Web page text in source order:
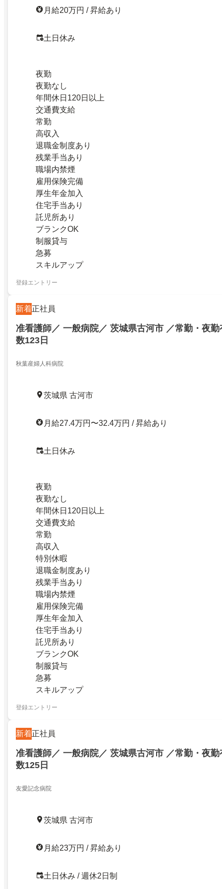
月給20万円 / 昇給あり
土日休み
夜勤
夜勤なし
年間休日120日以上
交通費支給
常勤
高収入
退職金制度あり
残業手当あり
職場内禁煙
雇用保険完備
厚生年金加入
住宅手当あり
託児所あり
ブランクOK
制服貸与
急募
スキルアップ
登録エントリー
新着正社員
准看護師／ 一般病院／ 茨城県古河市 ／常勤・夜
数123日
秋葉産婦人科病院
茨城県 古河市
月給27.4万円〜32.4万円 / 昇給あり
土日休み
夜勤
夜勤なし
年間休日120日以上
交通費支給
常勤
高収入
特別休暇
退職金制度あり
残業手当あり
職場内禁煙
雇用保険完備
厚生年金加入
住宅手当あり
託児所あり
ブランクOK
制服貸与
急募
スキルアップ
登録エントリー
新着正社員
准看護師／ 一般病院／ 茨城県古河市 ／常勤・夜
数125日
友愛記念病院
茨城県 古河市
月給23万円 / 昇給あり
土日休み / 週休2日制